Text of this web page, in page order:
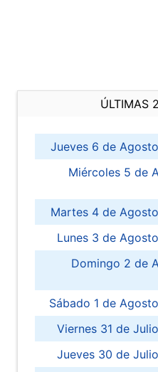
ÚLTIMAS
Jueves 6 de
Miércoles 5 de
Martes 4 de
Lunes 3 de
Domingo 2 de
Sábado 1 de
Viernes 31 de
Jueves 30 de